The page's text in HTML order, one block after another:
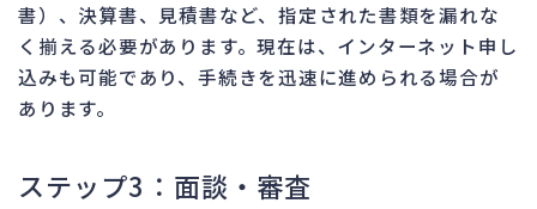
書）、決算書、見積書など、指定された書類を漏れな
く揃える必要があります。現在は、インターネット申し
込みも可能であり、手続きを迅速に進められる場合が
あります。
ステップ3：面談・審査